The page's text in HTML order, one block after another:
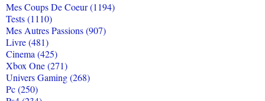
Mes Coups De Coeur (1194)
Tests (1110)
Mes Autres Passions (907)
Livre (481)
Cinema (425)
Xbox One (271)
Univers Gaming (268)
Pc (250)